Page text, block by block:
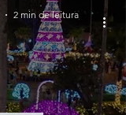
2 min de leitura